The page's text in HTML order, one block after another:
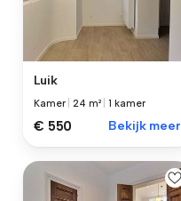
Luik
Kamer |24 m² |1 kamer
€ 550 Bekijk meer